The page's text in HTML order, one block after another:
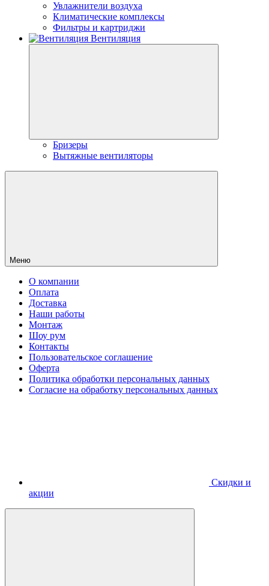
Увлажнители воздуха
Климатические комплексы
Фильтры и картриджи
Вентиляция
Бризеры
Вытяжные вентиляторы
Меню
О компании
Оплата
Доставка
Наши работы
Монтаж
Шоу рум
Контакты
Пользовательское соглашение
Оферта
Политика обработки персональных данных
Согласие на обработку персональных данных
Скидки и
акции